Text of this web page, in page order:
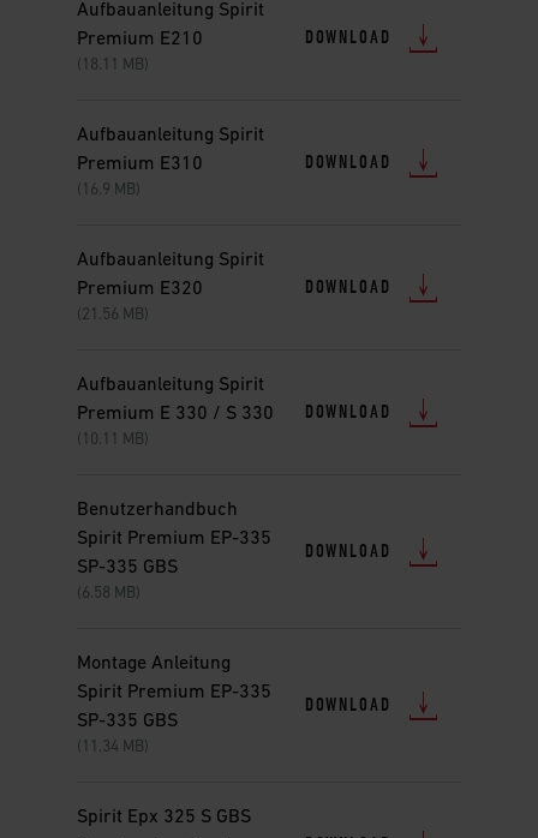
Aufbauanleitung Spirit
Premium E210
(18.11 MB)
DOWNLOAD
Aufbauanleitung Spirit
Premium E310
(16.9 MB)
DOWNLOAD
Aufbauanleitung Spirit
Premium E320
(21.56 MB)
DOWNLOAD
Aufbauanleitung Spirit
Premium E 330 / S 330
(10.11 MB)
DOWNLOAD
Benutzerhandbuch
Spirit Premium EP-335
SP-335 GBS
(6.58 MB)
DOWNLOAD
Montage Anleitung
Spirit Premium EP-335
SP-335 GBS
(11.34 MB)
DOWNLOAD
Spirit Epx 325 S GBS